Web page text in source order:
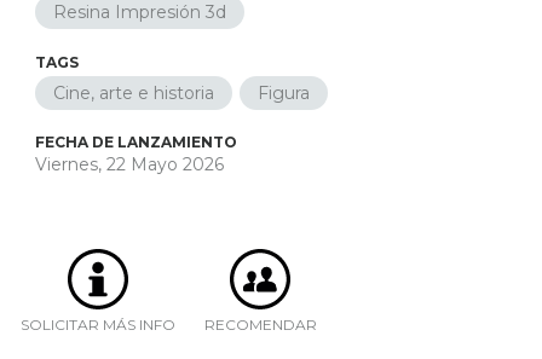
Resina Impresión 3d
TAGS
Cine, arte e historia Figura
FECHA DE LANZAMIENTO
Viernes, 22 Mayo 2026
SOLICITAR MÁS INFO RECOMENDAR